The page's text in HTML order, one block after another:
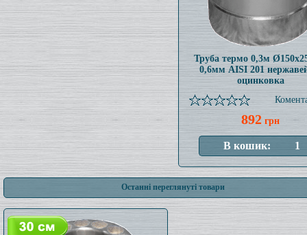
Труба термо 0,3м
0,6мм AISI 201
оцинковка
892 грн
Останні переглянуті товари